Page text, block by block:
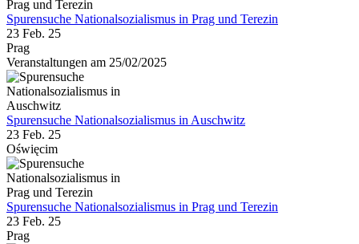
Spurensuche Nationalsozialismus in Prag und Terezin
23 Feb. 25
Prag
Veranstaltungen am 25/02/2025
Spurensuche Nationalsozialismus in Auschwitz
23 Feb. 25
Oświęcim
Spurensuche Nationalsozialismus in Prag und Terezin
23 Feb. 25
Prag